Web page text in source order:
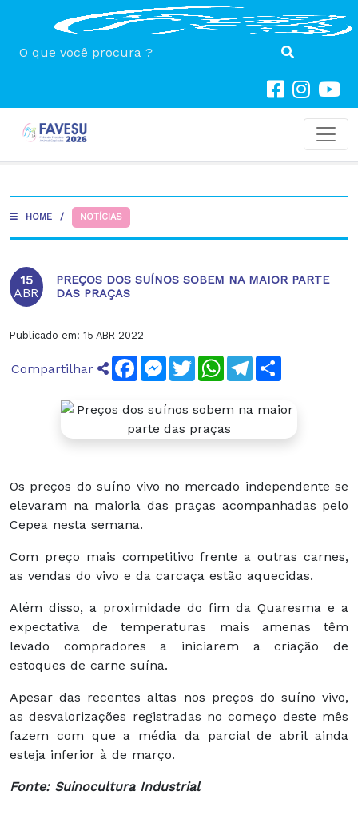
HOME / NOTÍCIAS
15
ABR
PREÇOS DOS SUÍNOS SOBEM NA MAIOR PARTE
DAS PRAÇAS
Publicado em: 15 ABR 2022
Compartilhar FacebookMessenger
TwitterWhatsApp
Telegram
Os preços do suíno vivo no mercado independente se
elevaram na maioria das praças acompanhadas pelo
Cepea nesta semana.
Com preço mais competitivo frente a outras carnes,
as vendas do vivo e da carcaça estão aquecidas.
Além disso, a proximidade do fim da Quaresma e a
expectativa de temperaturas mais amenas têm
levado compradores a iniciarem a criação de
estoques de carne suína.
Apesar das recentes altas nos preços do suíno vivo,
as desvalorizações registradas no começo deste mês
fazem com que a média da parcial de abril ainda
esteja inferior à de março.
Fonte: Suinocultura Industrial